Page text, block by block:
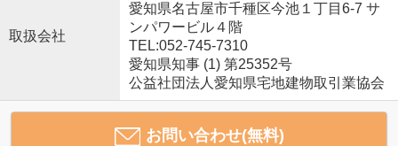
取扱会社
愛知県名古屋市千種区今池１丁目6-7 サ
ンパワービル４階
TEL:052-745-7310
愛知県知事 (1) 第25352号
公益社団法人愛知県宅地建物取引業協会
お問い合わせ(無料)